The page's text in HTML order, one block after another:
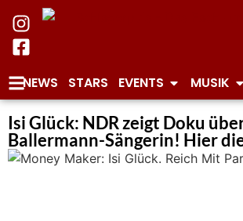
NEWS STARS EVENTS MUSIK
Isi Glück: NDR zeigt Doku
Ballermann-Sängerin! Hier